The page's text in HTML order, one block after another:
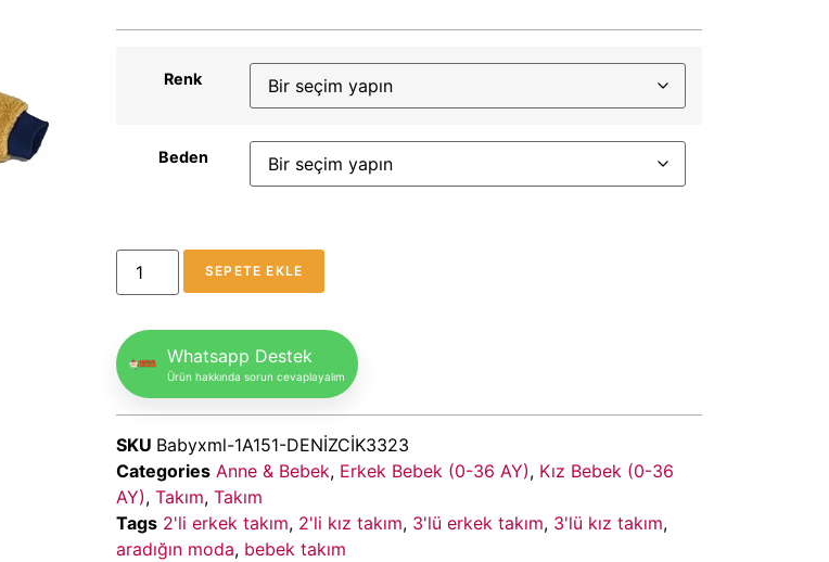
Renk
Beden
SEPETE EKLE
Whatsapp Destek
Ürün hakkında sorun cevaplayalım
SKU Babyxml-1A151-DENİZCİK3323
Categories Anne & Bebek, Erkek Bebek (0-36 AY), Kız Bebek (0-36
AY), Takım, Takım
Tags 2'li erkek takım, 2'li kız takım, 3'lü erkek takım, 3'lü kız takım,
aradığın moda, bebek takım